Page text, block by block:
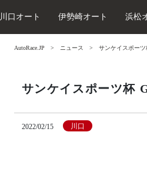
川口オート 伊勢崎オート 浜松
AutoRace.JP ニュース サンケイスポーツ
サンケイスポーツ杯
2022/02/15 川口